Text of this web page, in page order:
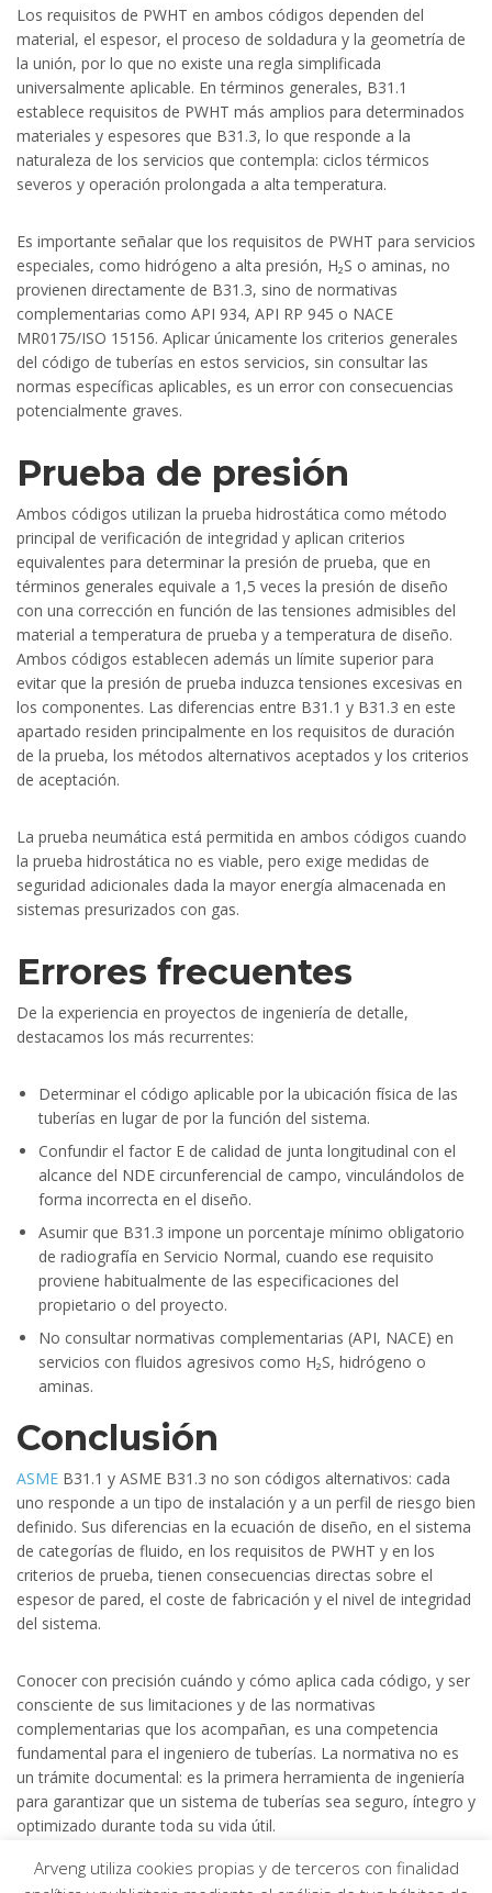
Los requisitos de PWHT en ambos códigos dependen del
material, el espesor, el proceso de soldadura y la geometría de
la unión, por lo que no existe una regla simplificada
universalmente aplicable. En términos generales, B31.1
establece requisitos de PWHT más amplios para determinados
materiales y espesores que B31.3, lo que responde a la
naturaleza de los servicios que contempla: ciclos térmicos
severos y operación prolongada a alta temperatura.
Es importante señalar que los requisitos de PWHT para servicios
especiales, como hidrógeno a alta presión, H₂S o aminas, no
provienen directamente de B31.3, sino de normativas
complementarias como API 934, API RP 945 o NACE
MR0175/ISO 15156. Aplicar únicamente los criterios generales
del código de tuberías en estos servicios, sin consultar las
normas específicas aplicables, es un error con consecuencias
potencialmente graves.
Prueba de presión
Ambos códigos utilizan la prueba hidrostática como método
principal de verificación de integridad y aplican criterios
equivalentes para determinar la presión de prueba, que en
términos generales equivale a 1,5 veces la presión de diseño
con una corrección en función de las tensiones admisibles del
material a temperatura de prueba y a temperatura de diseño.
Ambos códigos establecen además un límite superior para
evitar que la presión de prueba induzca tensiones excesivas en
los componentes. Las diferencias entre B31.1 y B31.3 en este
apartado residen principalmente en los requisitos de duración
de la prueba, los métodos alternativos aceptados y los criterios
de aceptación.
La prueba neumática está permitida en ambos códigos cuando
la prueba hidrostática no es viable, pero exige medidas de
seguridad adicionales dada la mayor energía almacenada en
sistemas presurizados con gas.
Errores frecuentes
De la experiencia en proyectos de ingeniería de detalle,
destacamos los más recurrentes:
Determinar el código aplicable por la ubicación física de las
tuberías en lugar de por la función del sistema.
Confundir el factor E de calidad de junta longitudinal con el
alcance del NDE circunferencial de campo, vinculándolos de
forma incorrecta en el diseño.
Asumir que B31.3 impone un porcentaje mínimo obligatorio
de radiografía en Servicio Normal, cuando ese requisito
proviene habitualmente de las especificaciones del
propietario o del proyecto.
No consultar normativas complementarias (API, NACE) en
servicios con fluidos agresivos como H₂S, hidrógeno o
aminas.
Conclusión
ASME B31.1 y ASME B31.3 no son códigos alternativos: cada
uno responde a un tipo de instalación y a un perfil de riesgo bien
definido. Sus diferencias en la ecuación de diseño, en el sistema
de categorías de fluido, en los requisitos de PWHT y en los
criterios de prueba, tienen consecuencias directas sobre el
espesor de pared, el coste de fabricación y el nivel de integridad
del sistema.
Conocer con precisión cuándo y cómo aplica cada código, y ser
consciente de sus limitaciones y de las normativas
complementarias que los acompañan, es una competencia
fundamental para el ingeniero de tuberías. La normativa no es
un trámite documental: es la primera herramienta de ingeniería
para garantizar que un sistema de tuberías sea seguro, íntegro y
optimizado durante toda su vida útil.
Arveng utiliza cookies propias y de terceros con finalidad